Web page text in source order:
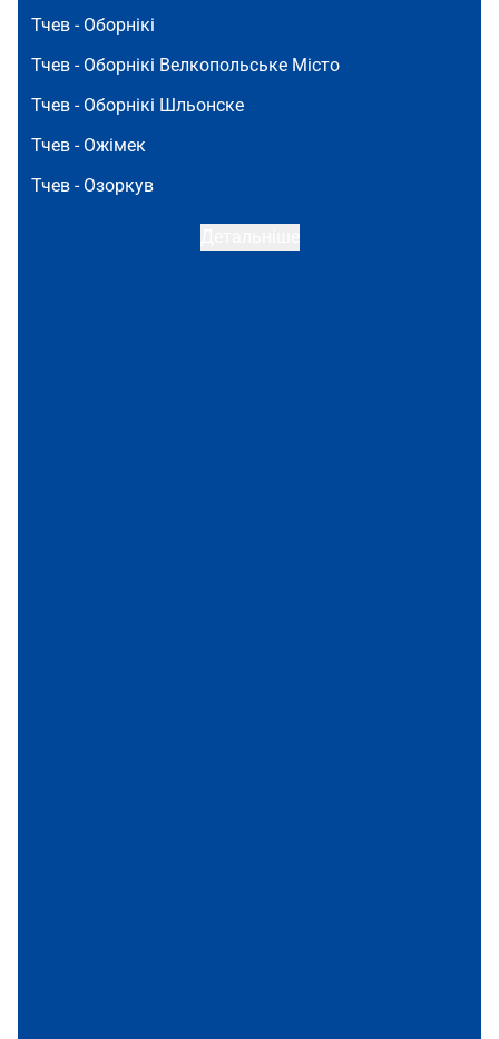
Тчев - Оборнікі
Тчев - Оборнікі Велкопольське Місто
Тчев - Оборнікі Шльонске
Тчев - Ожімек
Тчев - Озоркув